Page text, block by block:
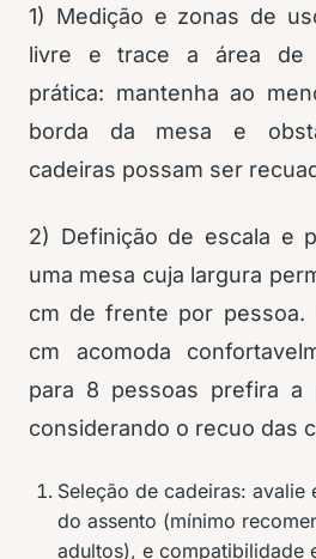
1) Medição e zonas de
livre e trace a área de
prática: mantenha ao
borda da mesa e
cadeiras possam ser
2) Definição de escala e
uma mesa cuja largura
cm de frente por pessoa.
cm acomoda
para 8 pessoas prefira a
considerando o recuo das
Seleção de cadeiras: avalie
do assento (mínimo
adultos), e compatibilidade